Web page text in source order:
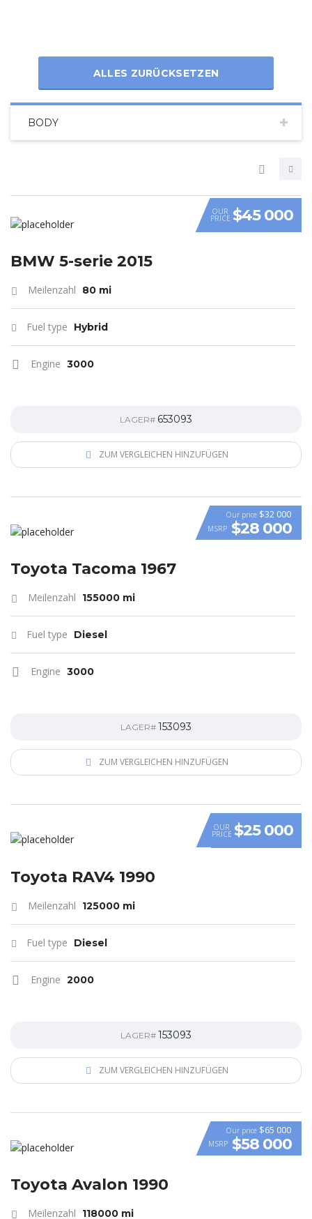
ALLES ZURÜCKSETZEN
BODY
VIDEO
OUR
PRICE $45 000
BMW 5-serie 2015
Meilenzahl 80 mi
Fuel type Hybrid
Engine 3000
LAGER# 653093
ZUM VERGLEICHEN HINZUFÜGEN
Our price $32 000
MSRP $28 000
Toyota Tacoma 1967
Meilenzahl 155000 mi
Fuel type Diesel
Engine 3000
LAGER# 153093
ZUM VERGLEICHEN HINZUFÜGEN
OUR
PRICE $25 000
Toyota RAV4 1990
Meilenzahl 125000 mi
Fuel type Diesel
Engine 2000
LAGER# 153093
ZUM VERGLEICHEN HINZUFÜGEN
VIDEO
Our price $65 000
MSRP $58 000
Toyota Avalon 1990
Meilenzahl 118000 mi